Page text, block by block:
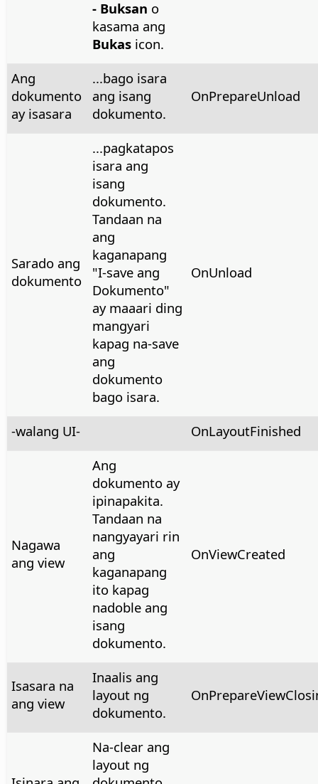
- Buksan o
kasama ang
Bukasicon.
Ang
dokumento
ay isasara
...bago isara
ang isang
dokumento.
OnPrepareUnload
Sarado ang
dokumento
...pagkatapos
isara ang
isang
dokumento.
Tandaan na
ang
kaganapang
"I-save ang
Dokumento"
ay maaari ding
mangyari
kapag na-save
ang
dokumento
bago isara.
OnUnload
-walang UI- OnLayoutFinished
Nagawa
ang view
Ang
dokumento ay
ipinapakita.
Tandaan na
nangyayari rin
ang
kaganapang
ito kapag
nadoble ang
isang
dokumento.
OnViewCreated
Isasara na
ang view
Inaalis ang
layout ng
dokumento.
Na-clear ang
layout ng